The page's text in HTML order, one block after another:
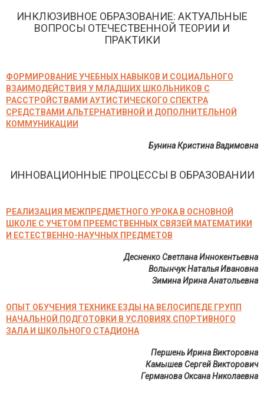
ИНКЛЮЗИВНОЕ ОБРАЗОВАНИЕ: АКТУАЛЬНЫЕ
ВОПРОСЫ ОТЕЧЕСТВЕННОЙ ТЕОРИИ И
ПРАКТИКИ
ФОРМИРОВАНИЕ УЧЕБНЫХ НАВЫКОВ И СОЦИАЛЬНОГО
ВЗАИМОДЕЙСТВИЯ У МЛАДШИХ ШКОЛЬНИКОВ С
РАССТРОЙСТВАМИ АУТИСТИЧЕСКОГО СПЕКТРА
СРЕДСТВАМИ АЛЬТЕРНАТИВНОЙ И ДОПОЛНИТЕЛЬНОЙ
КОММУНИКАЦИИ
Бунина Кристина Вадимовна
ИННОВАЦИОННЫЕ ПРОЦЕССЫ В ОБРАЗОВАНИИ
РЕАЛИЗАЦИЯ МЕЖПРЕДМЕТНОГО УРОКА В ОСНОВНОЙ
ШКОЛЕ С УЧЕТОМ ПРЕЕМСТВЕННЫХ СВЯЗЕЙ МАТЕМАТИКИ
И ЕСТЕСТВЕННО-НАУЧНЫХ ПРЕДМЕТОВ
Десненко Светлана Иннокентьевна
Волынчук Наталья Ивановна
Зимина Ирина Анатольевна
ОПЫТ ОБУЧЕНИЯ ТЕХНИКЕ ЕЗДЫ НА ВЕЛОСИПЕДЕ ГРУПП
НАЧАЛЬНОЙ ПОДГОТОВКИ В УСЛОВИЯХ СПОРТИВНОГО
ЗАЛА И ШКОЛЬНОГО СТАДИОНА
Першень Ирина Викторовна
Камышев Сергей Викторович
Германова Оксана Николаевна